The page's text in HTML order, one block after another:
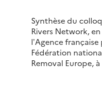
Synthèse du
Rivers Network,
l’Agence
Fédération
Removal Europe,